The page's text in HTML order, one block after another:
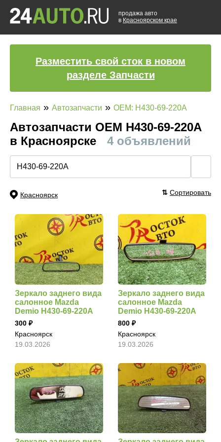
продажа авто
в Красноярском крае
Разместить свой сток в новом
разделе Запчасти
Главная » Автозапчасти » OEM: H430-69-220A
Автозапчасти ОЕМ H430-69-220A
в Красноярске
4 объявлений
Красноярск ⇅ Сортировать
Зеркало заднего вида
салонное Mazda
Demio H430-69-220A
300
Красноярск
19.03.2026
Зеркало заднего вида
салонное Mazda
Demio H430-69-220A
800
Красноярск
19.03.2026